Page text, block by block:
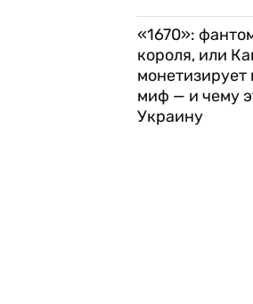
«1670»:
короля, или
миф — и чему
Украину